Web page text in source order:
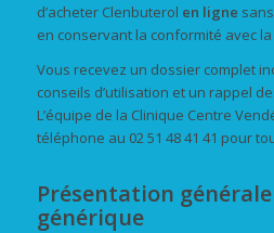
d’acheter Clenbuterol en ligne
en conservant la conformité avec
Vous recevez un dossier complet
conseils d’utilisation et un rappel
L’équipe de la Clinique Centre
téléphone au 02 51 48 41 41 pour
Présentation
générique